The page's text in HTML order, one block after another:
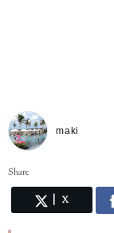
maki
Share
X